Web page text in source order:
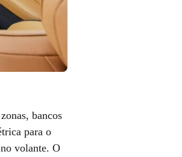
bancos
para o
volante. O